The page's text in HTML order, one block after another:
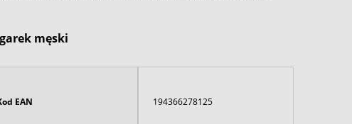
męski
EAN 194366278125